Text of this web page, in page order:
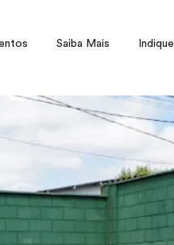
Saiba Mais Indique